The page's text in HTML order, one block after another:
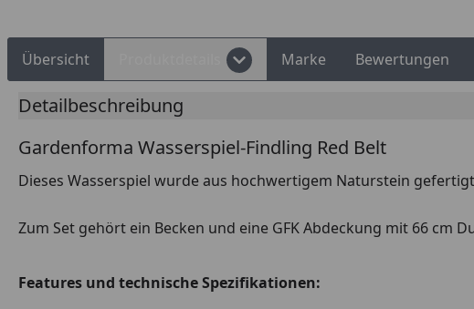
Übersicht Marke Bewertungen
Detailbeschreibung
Gardenforma Wasserspiel-Findling Red Belt
Dieses Wasserspiel wurde aus hochwertigem Naturstein
Zum Set gehört ein Becken und eine GFK Abdeckung mit 66 cm
Features und technische Spezifikationen: